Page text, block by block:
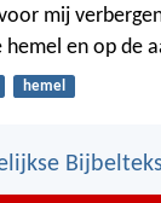
mij
hemel en op de
hemel